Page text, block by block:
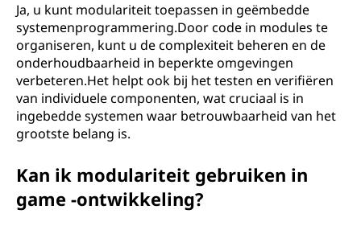
Ja, u kunt modulariteit toepassen in geëmbedde
systemenprogrammering.Door code in modules te
organiseren, kunt u de complexiteit beheren en de
onderhoudbaarheid in beperkte omgevingen
verbeteren.Het helpt ook bij het testen en verifiëren
van individuele componenten, wat cruciaal is in
ingebedde systemen waar betrouwbaarheid van het
grootste belang is.
Kan ik modulariteit gebruiken in
game -ontwikkeling?